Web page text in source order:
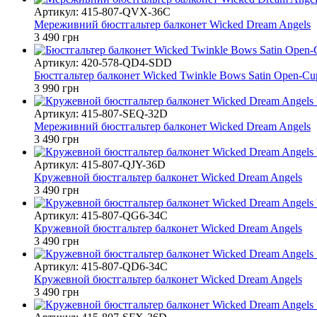
Артикул: 415-807-QVX-36C
Мереживний бюстгальтер балконет Wicked Dream Angels
3 490 грн
Артикул: 420-578-QD4-SDD
Бюстгальтер балконет Wicked Twinkle Bows Satin Open-
3 990 грн
Артикул: 415-807-SEQ-32D
Мереживний бюстгальтер балконет Wicked Dream Angels
3 490 грн
Артикул: 415-807-QJY-36D
Кружевной бюстгальтер балконет Wicked Dream Angels
3 490 грн
Артикул: 415-807-QG6-34C
Кружевной бюстгальтер балконет Wicked Dream Angels
3 490 грн
Артикул: 415-807-QD6-34C
Кружевной бюстгальтер балконет Wicked Dream Angels
3 490 грн